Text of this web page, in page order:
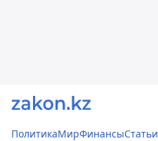
ПолитикаМирФинансыСтатьи